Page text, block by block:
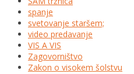
spanje
svetovanje staršem;
video predavanje
VIS A VIS
Zagovorništvo
Zakon o visokem šolstvu